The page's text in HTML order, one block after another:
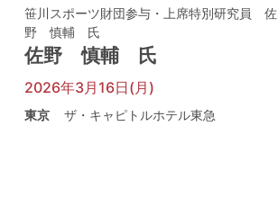
笹川スポーツ財団参与・上席特別研究員 佐
野 慎輔 氏
佐野 慎輔 氏
2026年3月16日(月)
東京 ザ・キャピトルホテル東急